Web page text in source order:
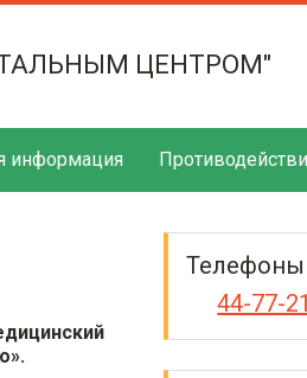
ЦЕНТРОМ"
информация
Телефоны
44-77-21